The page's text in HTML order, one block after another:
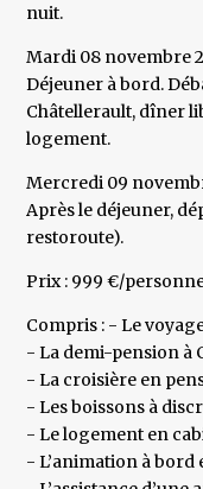
nuit.
Mardi 08 novembre
Déjeuner à bord.
Châtellerault, dîner
logement.
Mercredi 09
Après le déjeuner,
restoroute).
Prix : 999 €/
Compris : - Le
- La demi-pension à
- La croisière en
- Les boissons à
- Le logement en
- L’animation à bord